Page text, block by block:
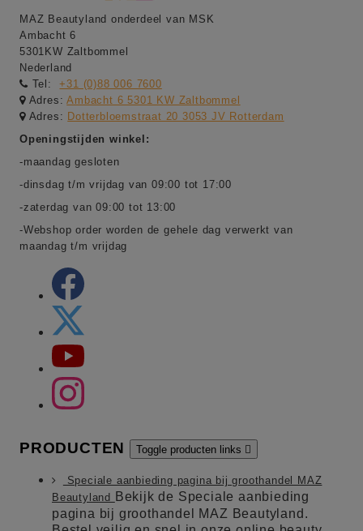
MAZ Beautyland onderdeel van MSK
Ambacht 6
5301KW Zaltbommel
Nederland
Tel:
+31 (0)88 006 7600
Adres:Ambacht 6 5301 KW Zaltbommel
Adres: Dotterbloemstraat 20 3053 JV Rotterdam
Openingstijden winkel:
-maandag gesloten
-dinsdag t/m vrijdag van 09:00 tot 17:00
-zaterdag van 09:00 tot 13:00
-Webshop order worden de gehele dag verwerkt van
maandag t/m vrijdag
PRODUCTEN Toggle producten links 
Speciale aanbieding pagina bij groothandel MAZ
Beautyland Bekijk de Speciale aanbieding
pagina bij groothandel MAZ Beautyland.